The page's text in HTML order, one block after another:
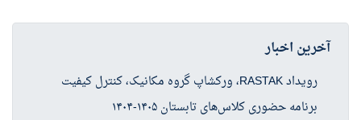
آخرین اخبار
رویداد RASTAK، ورکشاپ گروه مکانیک، کنترل کیفیت
برنامه حضوری کلاس‌های تابستان ۱۴۰۵-۱۴۰۴